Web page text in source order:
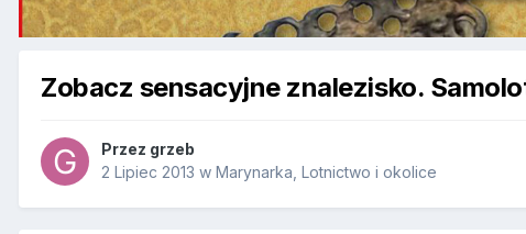
Zobacz sensacyjne znalezisko.
Przez grzeb
2 Lipiec 2013 w Marynarka, Lotnictwo i okolice